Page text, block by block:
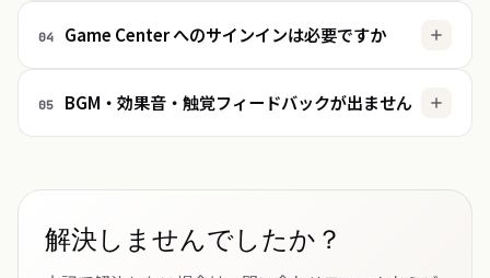
「すき間」へ入り込むように動くと避けやすくなりま
信されることはありません。ゲーム本体はオフライン
04 Game Center へのサインインは必要ですか
遊べます。
05 BGM・効果音・触覚フィードバックが出ません
解決しませんでしたか？